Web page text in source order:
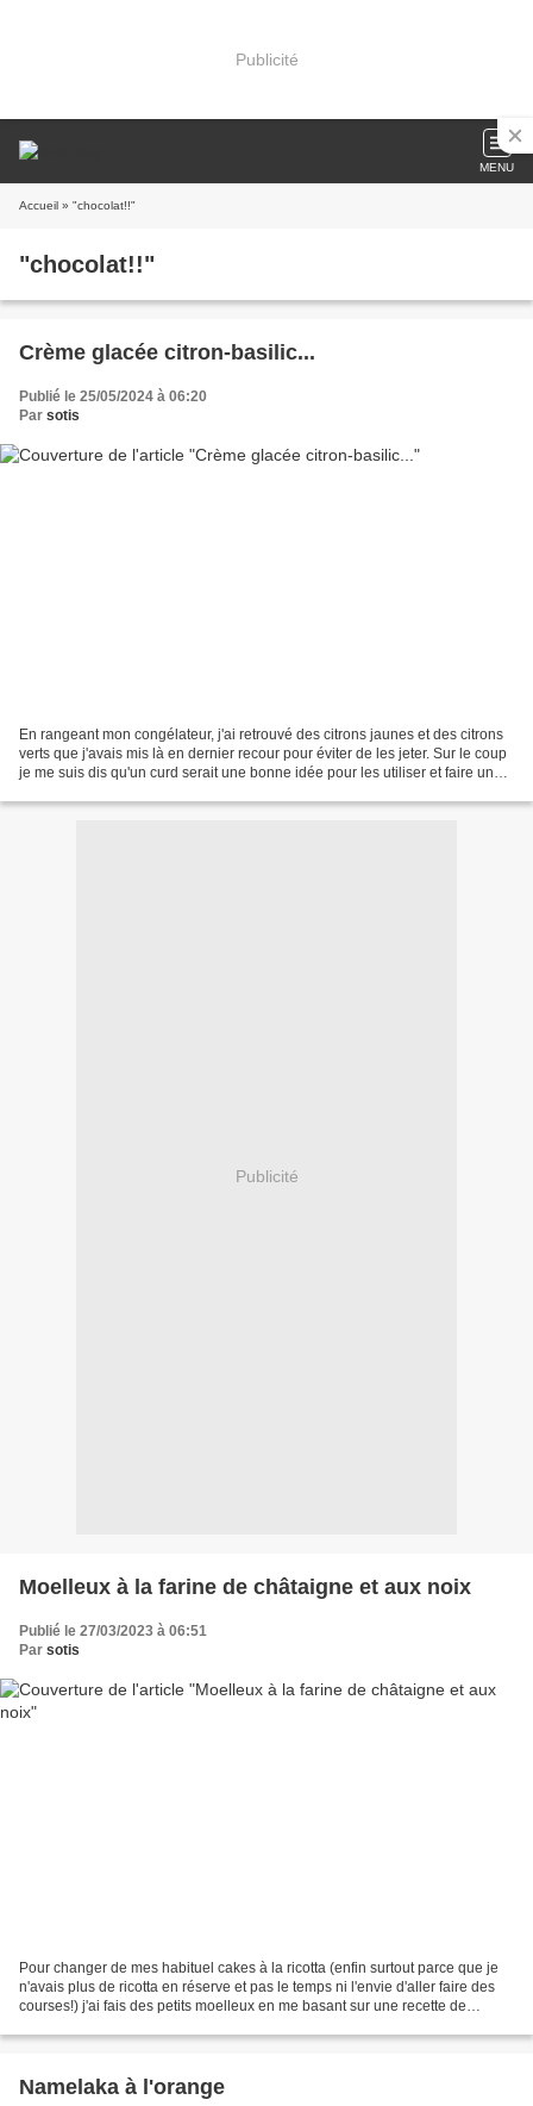
Publicité
MENU
Accueil » "chocolat!!"
"chocolat!!"
Crème glacée citron-basilic...
Publié le 25/05/2024 à 06:20
Par sotis
En rangeant mon congélateur, j'ai retrouvé des citrons jaunes et des citrons
verts que j'avais mis là en dernier recour pour éviter de les jeter. Sur le coup
je me suis dis qu'un curd serait une bonne idée pour les utiliser et faire un
Publicité
Moelleux à la farine de châtaigne et aux noix
Publié le 27/03/2023 à 06:51
Par sotis
Pour changer de mes habituel cakes à la ricotta (enfin surtout parce que je
n'avais plus de ricotta en réserve et pas le temps ni l'envie d'aller faire des
courses!) j'ai fais des petits moelleux en me basant sur une recette de
Namelaka à l'orange